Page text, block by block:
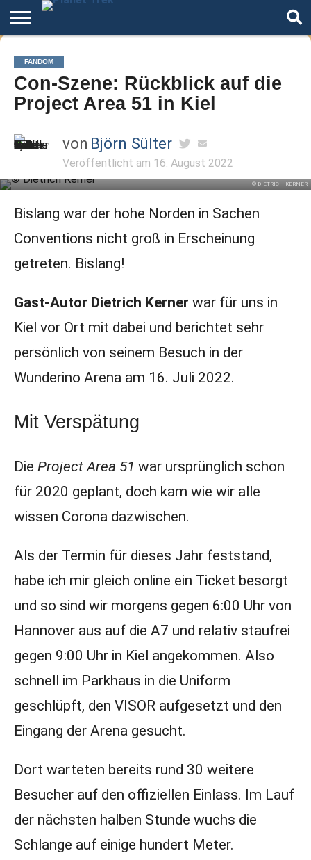
Home
Der
Podcast
Über
Star
Trek
Artikel
Andere
Welten
Autoren
Night
Mode
FANDOM
Con-Szene: Rückblick auf die
Project Area 51 in Kiel
von Björn Sülter
Veröffentlicht am 16. August 2022
© DIETRICH KERNER
Bislang war der hohe Norden in Sachen
Conventions nicht groß in Erscheinung
getreten. Bislang!
Gast-Autor Dietrich Kerner war für uns in
Kiel vor Ort mit dabei und berichtet sehr
persönlich von seinem Besuch in der
Wunderino Arena am 16. Juli 2022.
Mit Verspätung
Die Project Area 51 war ursprünglich schon
für 2020 geplant, doch kam wie wir alle
wissen Corona dazwischen.
Als der Termin für dieses Jahr feststand,
habe ich mir gleich online ein Ticket besorgt
und so sind wir morgens gegen 6:00 Uhr von
Hannover aus auf die A7 und relativ staufrei
gegen 9:00 Uhr in Kiel angekommen. Also
schnell im Parkhaus in die Uniform
geschlüpft, den VISOR aufgesetzt und den
Eingang der Arena gesucht.
Dort warteten bereits rund 30 weitere
Besucher auf den offiziellen Einlass. Im Lauf
der nächsten halben Stunde wuchs die
Schlange auf einige hundert Meter.